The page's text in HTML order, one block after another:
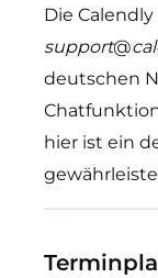
Die
support@
deutschen
hier ist ein